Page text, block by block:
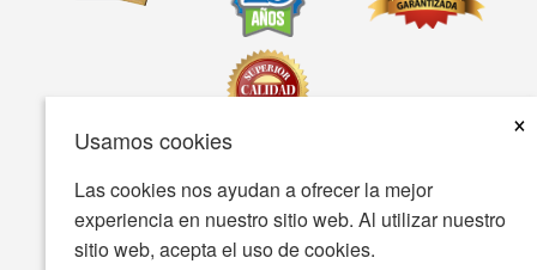
Usamos cookies
×
Las cookies nos ayudan a ofrecer la mejor
experiencia en nuestro sitio web. Al utilizar nuestro
sitio web, acepta el uso de cookies.
Accesibilidad Condiciones de uso Política de privacidad